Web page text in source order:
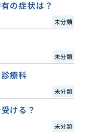
の症状は？
未分類
未分類
療科
未分類
ける？
未分類